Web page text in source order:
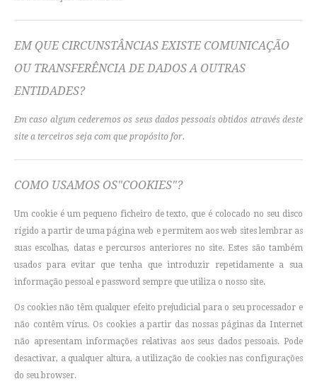
EM QUE CIRCUNSTÂNCIAS EXISTE COMUNICAÇÃO
OU TRANSFERÊNCIA DE DADOS A OUTRAS
ENTIDADES?
Em caso algum cederemos os seus dados pessoais obtidos através deste
site a terceiros seja com que propósito for.
COMO USAMOS OS"COOKIES"?
Um cookie é um pequeno ficheiro de texto, que é colocado no seu disco
rígido a partir de uma página web e permitem aos web sites lembrar as
suas escolhas, datas e percursos anteriores no site. Estes são também
usados para evitar que tenha que introduzir repetidamente a sua
informação pessoal e password sempre que utiliza o nosso site.
Os cookies não têm qualquer efeito prejudicial para o seu processador e
não contêm vírus. Os cookies a partir das nossas páginas da Internet
não apresentam informações relativas aos seus dados pessoais. Pode
desactivar, a qualquer altura, a utilização de cookies nas configurações
do seu browser.